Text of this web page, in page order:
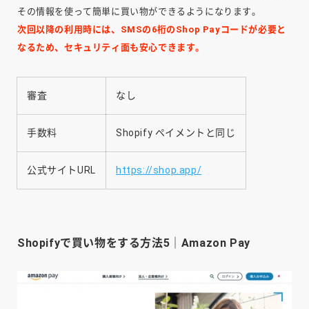
その情報を使って簡単に買い物ができるようになります。
次回以降の利用時には、SMSの6桁のShop Payコードが必要と
なるため、セキュリティ面も安心できます。
審査 なし
手数料 Shopify ペイメントと同じ
公式サイトURL https://shop.app/
Shopifyで買い物をする方法5｜Amazon Pay